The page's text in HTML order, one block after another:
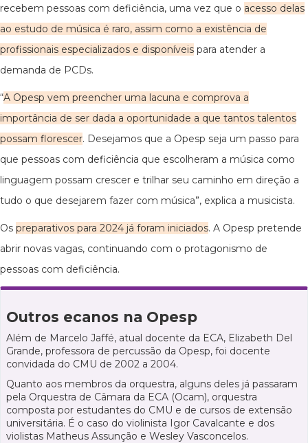
recebem pessoas com deficiência, uma vez que o acesso delas
ao estudo de música é raro, assim como a existência de
profissionais especializados e disponíveis para atender a
demanda de PCDs.
“A Opesp vem preencher uma lacuna e comprova a
importância de ser dada a oportunidade a que tantos talentos
possam florescer. Desejamos que a Opesp seja um passo para
que pessoas com deficiência que escolheram a música como
linguagem possam crescer e trilhar seu caminho em direção a
tudo o que desejarem fazer com música”, explica a musicista.
Os preparativos para 2024 já foram iniciados. A Opesp pretende
abrir novas vagas, continuando com o protagonismo de
pessoas com deficiência.
Outros ecanos na Opesp
Além de Marcelo Jaffé, atual docente da ECA, Elizabeth Del
Grande, professora de percussão da Opesp, foi docente
convidada do CMU de 2002 a 2004.
Quanto aos membros da orquestra, alguns deles já passaram
pela Orquestra de Câmara da ECA (Ocam), orquestra
composta por estudantes do CMU e de cursos de extensão
universitária. É o caso do violinista Igor Cavalcante e dos
violistas Matheus Assunção e Wesley Vasconcelos.